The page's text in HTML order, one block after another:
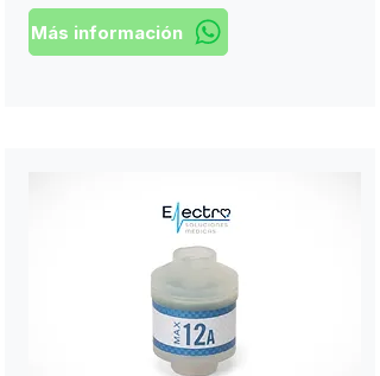
Más información